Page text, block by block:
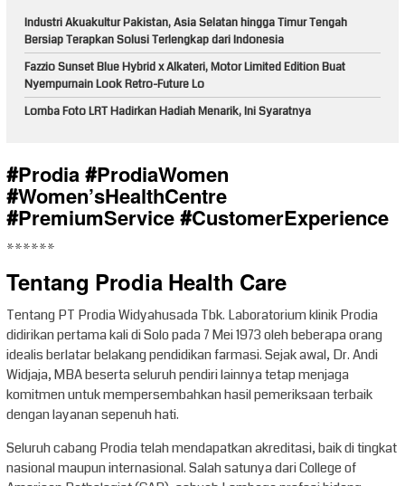
Industri Akuakultur Pakistan, Asia Selatan hingga Timur Tengah
Bersiap Terapkan Solusi Terlengkap dari Indonesia
Fazzio Sunset Blue Hybrid x Alkateri, Motor Limited Edition Buat
Nyempurnain Look Retro-Future Lo
Lomba Foto LRT Hadirkan Hadiah Menarik, Ini Syaratnya
#Prodia #ProdiaWomen
#Women’sHealthCentre
#PremiumService #CustomerExperience
******
Tentang Prodia Health Care
Tentang PT Prodia Widyahusada Tbk. Laboratorium klinik Prodia
didirikan pertama kali di Solo pada 7 Mei 1973 oleh beberapa orang
idealis berlatar belakang pendidikan farmasi. Sejak awal, Dr. Andi
Widjaja, MBA beserta seluruh pendiri lainnya tetap menjaga
komitmen untuk mempersembahkan hasil pemeriksaan terbaik
dengan layanan sepenuh hati.
Seluruh cabang Prodia telah mendapatkan akreditasi, baik di tingkat
nasional maupun internasional. Salah satunya dari College of